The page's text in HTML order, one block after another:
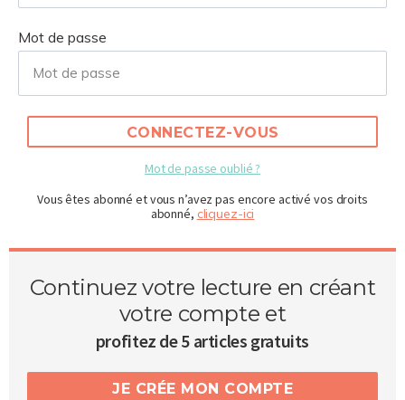
Mot de passe
CONNECTEZ-VOUS
Mot de passe oublié ?
Vous êtes abonné et vous n’avez pas encore activé vos droits
abonné, cliquez-ici
Continuez votre lecture en créant
votre compte et
profitez de 5 articles gratuits
JE CRÉE MON COMPTE